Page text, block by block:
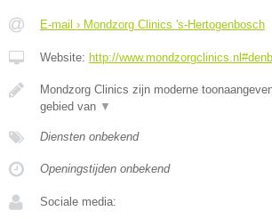
E-mail › Mondzorg Clinics 's-Hertogenbosch
Website: http://
Mondzorg Clinics zijn moderne
gebied van ▼
Diensten onbekend
Openingstijden onbekend
Sociale media: